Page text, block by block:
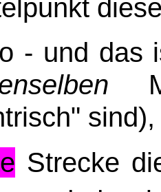
- und das
sind),
Strecke